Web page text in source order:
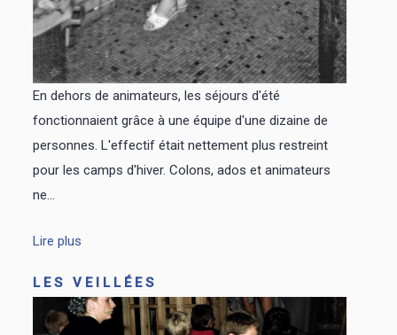
En dehors de animateurs, les séjours d'été
fonctionnaient grâce à une équipe d'une dizaine de
personnes. L'effectif était nettement plus restreint
pour les camps d'hiver. Colons, ados et animateurs
ne...
Lire plus
LES VEILLÉES